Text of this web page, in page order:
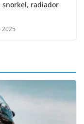
snorkel, radiador
2025